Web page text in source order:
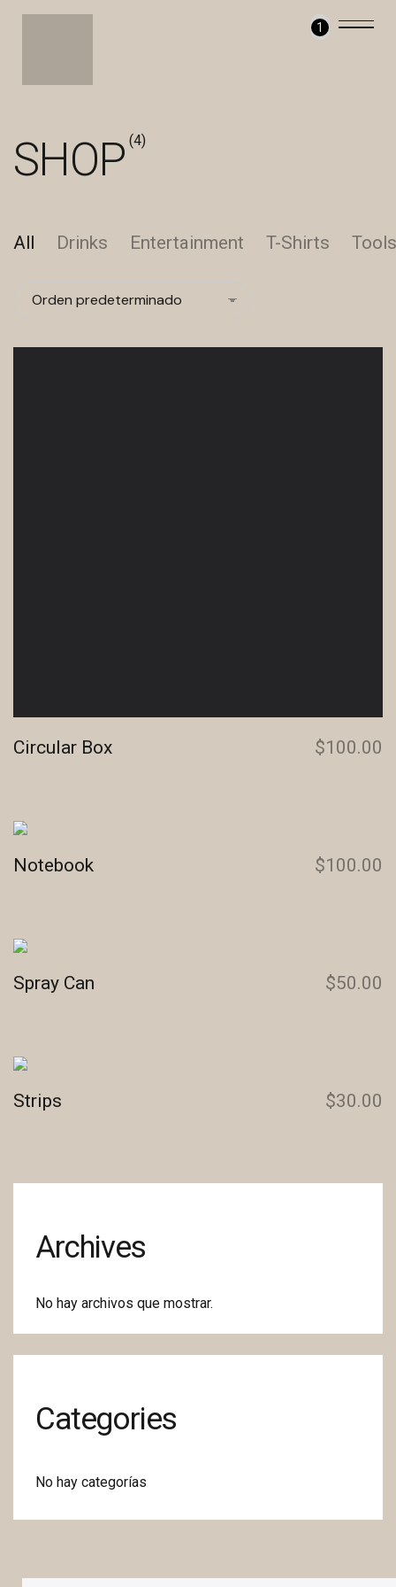
1
SHOP (4)
All Drinks Entertainment T-Shirts Tools
Circular Box $100.00
Notebook $100.00
Spray Can $50.00
Strips $30.00
Archives
No hay archivos que mostrar.
Categories
No hay categorías